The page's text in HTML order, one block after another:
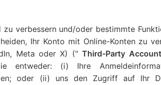
verbessern und/oder bestimmte
Ihr Konto mit Online-Konten zu
Meta oder X) ("Third-Party
entweder: (i) Ihre
oder (ii) uns den Zugriff auf Ihr